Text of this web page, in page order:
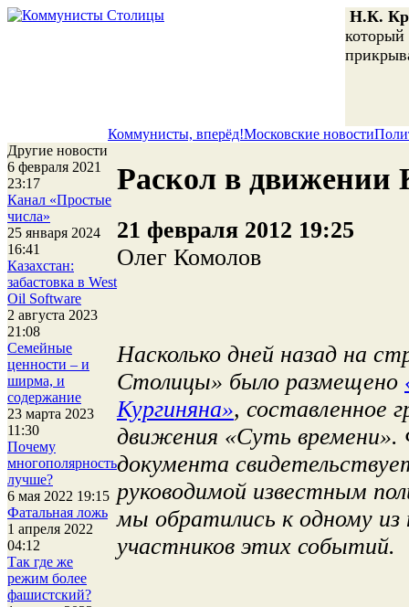
Н.К.
который
Коммунисты, вперёд!Московские новости
Другие новости
6 февраля 2021
23:17
Канал «Простые
числа»
25 января 2024
16:41
Казахстан:
забастовка в West
Oil Software
2 августа 2023
21:08
Семейные
ценности – и
ширма, и
содержание
23 марта 2023
11:30
Почему
многополярность
лучше?
6 мая 2022 19:15
Фатальная ложь
1 апреля 2022
04:12
Так где же
режим более
фашистский?
Раскол в движении
21 февраля 2012 19:25
Олег Комолов
Насколько дней назад на
Столицы» было размещено
Кургиняна», составленное
движения «Суть времени».
документа
руководимой известным
мы обратились к одному из
участников этих событий.